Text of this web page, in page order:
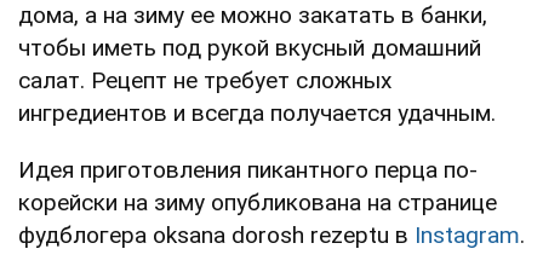
дома, а на зиму ее можно закатать в банки,
чтобы иметь под рукой вкусный домашний
салат. Рецепт не требует сложных
ингредиентов и всегда получается удачным.
Идея приготовления пикантного перца по-
корейски на зиму опубликована на странице
фудблогера oksana dorosh rezeptu в Instagram.